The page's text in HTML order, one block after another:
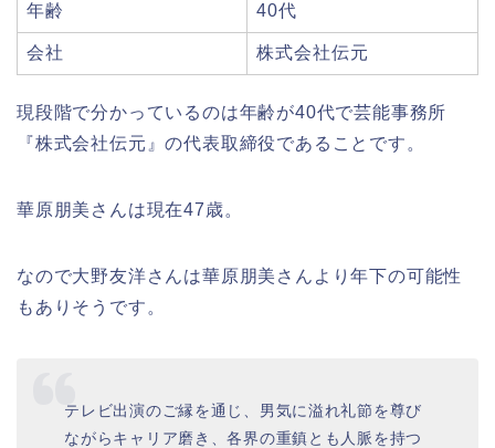
年齢 40代
会社 株式会社伝元
現段階で分かっているのは年齢が40代で芸能事務所
『株式会社伝元』の代表取締役であることです。
華原朋美さんは現在47歳。
なので大野友洋さんは華原朋美さんより年下の可能性
もありそうです。
テレビ出演のご縁を通じ、男気に溢れ礼節を尊び
ながらキャリア磨き、各界の重鎮とも人脈を持つ